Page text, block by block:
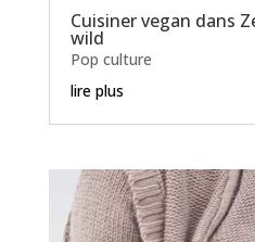
Cuisiner vegan dans
wild
Pop culture
lire plus